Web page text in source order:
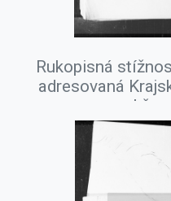
Rukopisná
adresovaná